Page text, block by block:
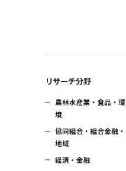
リサーチ分野
農林水産業・食品・環
境
協同組合・組合金融・
地域
経済・金融